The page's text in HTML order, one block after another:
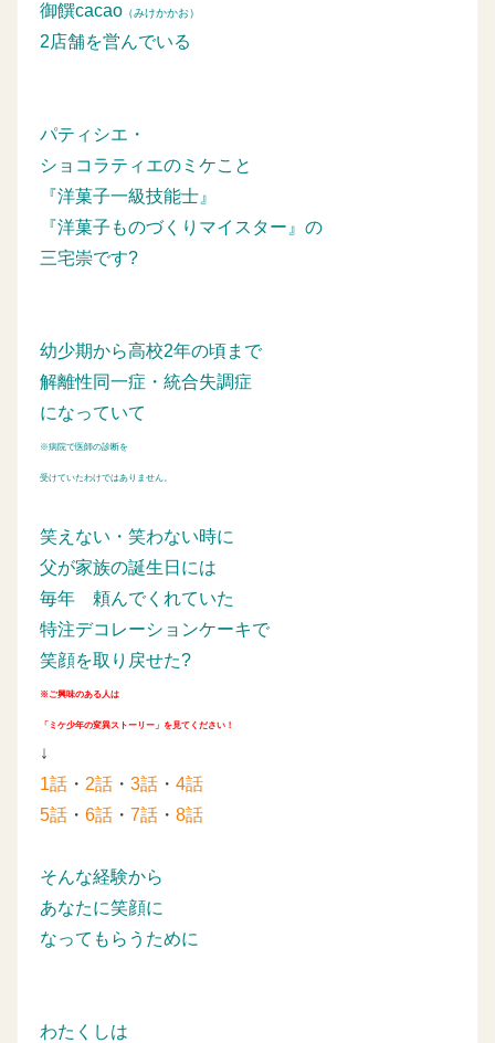
御饌cacao （みけかかお）
2店舗を営んでいる
パティシエ・
ショコラティエのミケこと
『洋菓子一級技能士』
『洋菓子ものづくりマイスター』の
三宅崇です?
幼少期から高校2年の頃まで
解離性同一症・統合失調症
になっていて
※病院で医師の診断を
受けていたわけではありません。
笑えない・笑わない時に
父が家族の誕生日には
毎年 頼んでくれていた
特注デコレーションケーキで
笑顔を取り戻せた?
※ご興味のある人は
「ミケ少年の変異ストーリー」を見てください！
↓
1話 ・ 2話 ・ 3話 ・ 4話
5話 ・ 6話 ・ 7話 ・ 8話
そんな経験から
あなたに笑顔に
なってもらうために
わたくしは